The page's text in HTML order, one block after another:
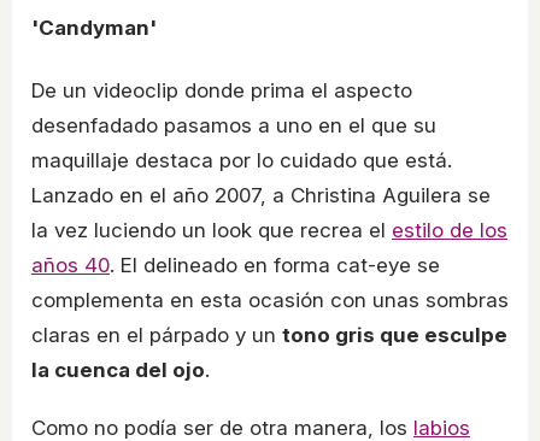
'Candyman'
De un videoclip donde prima el aspecto
desenfadado pasamos a uno en el que su
maquillaje destaca por lo cuidado que está.
Lanzado en el año 2007, a Christina Aguilera se
la vez luciendo un look que recrea el estilo de los
años 40. El delineado en forma cat-eye se
complementa en esta ocasión con unas sombras
claras en el párpado y un tono gris que esculpe
la cuenca del ojo.
Como no podía ser de otra manera, los labios